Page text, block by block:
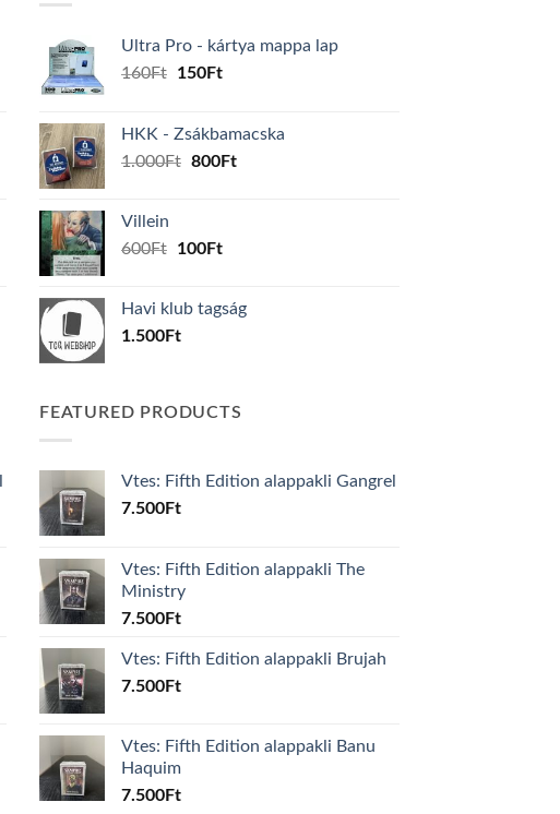
Ultra Pro - kártya mappa lap
160Ft
Original
160Ft.
150FtCurrent
150Ft.
HKK - Zsákbamacska
1.000Ft Original
800FtCurrent
Villein
600Ft
Original
600Ft.
100FtCurrent
100Ft.
Havi klub tagság
1.500Ft
FEATURED PRODUCTS
Vtes: Fifth Edition alappakli Gangrel
7.500Ft
Vtes: Fifth Edition alappakli The
Ministry
7.500Ft
Vtes: Fifth Edition alappakli Brujah
7.500Ft
Vtes: Fifth Edition alappakli Banu
Haquim
7.500Ft